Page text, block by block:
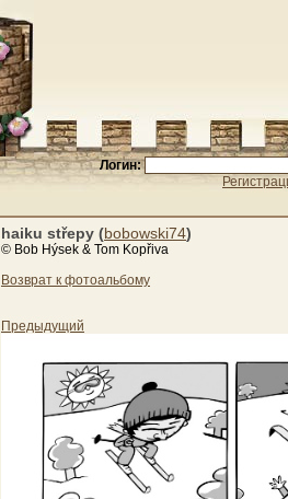
Логин:
haiku střepy (bobowski74)
© Bob Hýsek & Tom Kopřiva
Возврат к фотоальбому
Предыдущий